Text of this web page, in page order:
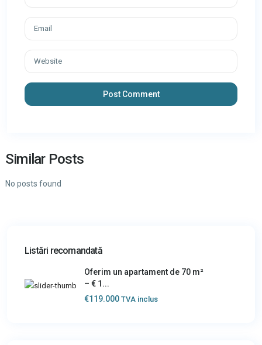
Similar Posts
No posts found
Listări recomandată
Oferim un apartament de 70 m²
– € 1...
€119.000 TVA inclus